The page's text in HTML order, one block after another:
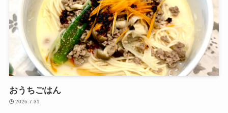
おうちごはん
2026.7.31